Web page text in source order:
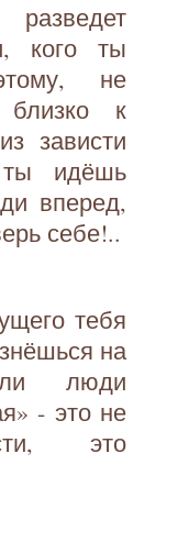
кого ты
не
к
зависти
ты идёшь
вперед,
себе!..
тебя
на
люди
- это не
это